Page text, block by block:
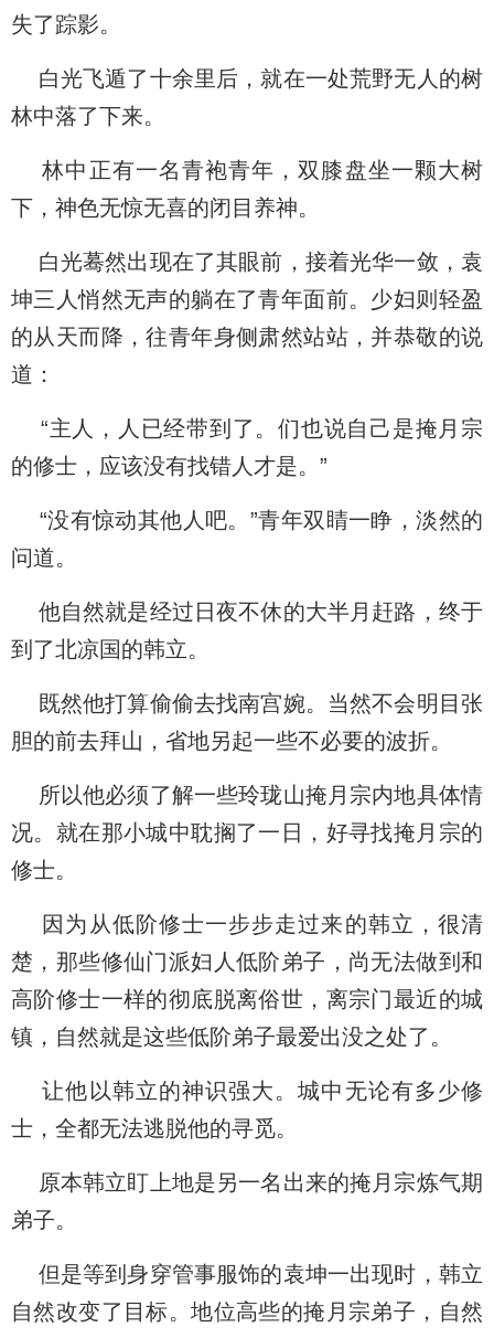
失了踪影。
白光飞遁了十余里后，就在一处荒野无人的树
林中落了下来。
林中正有一名青袍青年，双膝盘坐一颗大树
下，神色无惊无喜的闭目养神。
白光蓦然出现在了其眼前，接着光华一敛，袁
坤三人悄然无声的躺在了青年面前。少妇则轻盈
的从天而降，往青年身侧肃然站站，并恭敬的说
道：
“主人，人已经带到了。们也说自己是掩月宗
的修士，应该没有找错人才是。”
“没有惊动其他人吧。”青年双睛一睁，淡然的
问道。
他自然就是经过日夜不休的大半月赶路，终于
到了北凉国的韩立。
既然他打算偷偷去找南宫婉。当然不会明目张
胆的前去拜山，省地另起一些不必要的波折。
所以他必须了解一些玲珑山掩月宗内地具体情
况。就在那小城中耽搁了一日，好寻找掩月宗的
修士。
因为从低阶修士一步步走过来的韩立，很清
楚，那些修仙门派妇人低阶弟子，尚无法做到和
高阶修士一样的彻底脱离俗世，离宗门最近的城
镇，自然就是这些低阶弟子最爱出没之处了。
让他以韩立的神识强大。城中无论有多少修
士，全都无法逃脱他的寻觅。
原本韩立盯上地是另一名出来的掩月宗炼气期
弟子。
但是等到身穿管事服饰的袁坤一出现时，韩立
自然改变了目标。地位高些的掩月宗弟子，自然